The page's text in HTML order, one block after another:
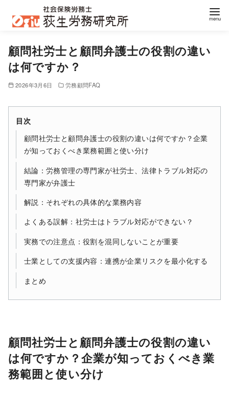
顧問社労士と顧問弁護士の役割の違い
は何ですか？
2026年3月6日 労務顧問FAQ
目次
顧問社労士と顧問弁護士の役割の違いは何ですか？企業
が知っておくべき業務範囲と使い分け
結論：労務管理の専門家が社労士、法律トラブル対応の
専門家が弁護士
解説：それぞれの具体的な業務内容
よくある誤解：社労士はトラブル対応ができない？
実務での注意点：役割を混同しないことが重要
士業としての支援内容：連携が企業リスクを最小化する
まとめ
顧問社労士と顧問弁護士の役割の違い
は何ですか？企業が知っておくべき業
務範囲と使い分け